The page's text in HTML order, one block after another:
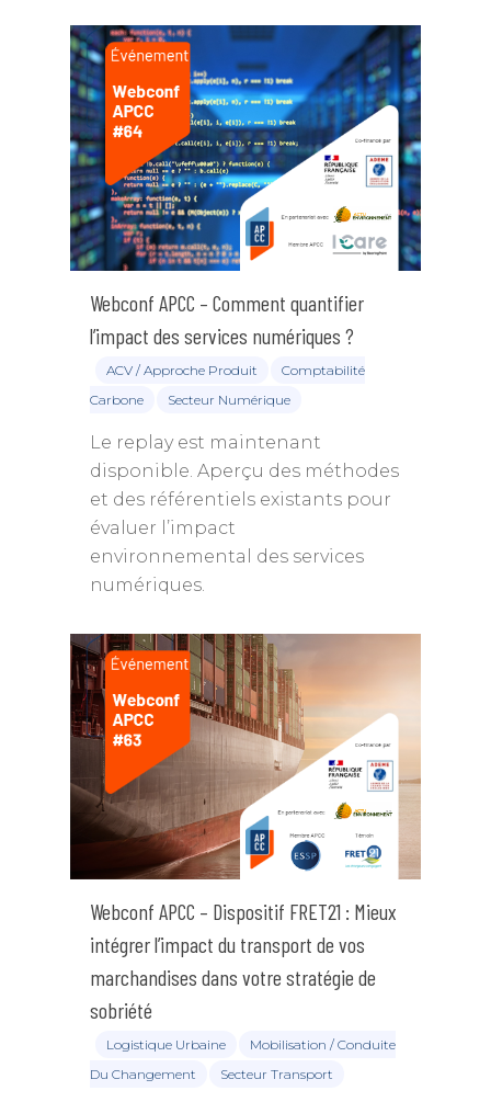
Webconf APCC – Comment quantifier
l’impact des services numériques ?
ACV / Approche Produit
Comptabilité
Carbone
Secteur Numérique
Le replay est maintenant
disponible. Aperçu des méthodes
et des référentiels existants pour
évaluer l’impact
environnemental des services
numériques.
Webconf APCC – Dispositif FRET21 : Mieux
intégrer l’impact du transport de vos
marchandises dans votre stratégie de
sobriété
Logistique Urbaine
Mobilisation / Conduite
Du Changement
Secteur Transport